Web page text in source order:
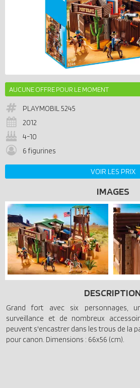
AUCUNE OFFRE POUR LE MOMENT
PLAYMOBIL5245
2012
4-10
6 figurines
VOIR LES PRIX
IMAGES
Grand fort avec six personnages,
surveillance et de nombreux
peuvent s'encastrer dans les trous de la
pour canon. Dimensions : 66x56 (cm).